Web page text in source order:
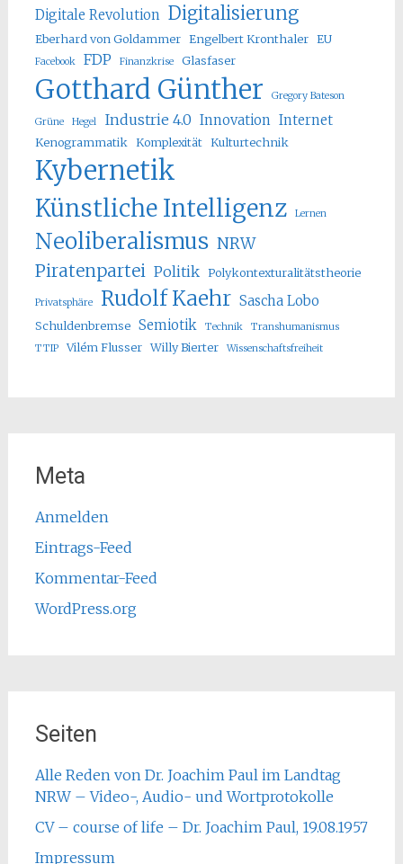
Digitale Revolution Digitalisierung
Eberhard von Goldammer Engelbert Kronthaler EU
Facebook FDP Finanzkrise Glasfaser
Gotthard Günther Gregory Bateson
Grüne Hegel Industrie 4.0 Innovation Internet
Kenogrammatik Komplexität Kulturtechnik
Kybernetik
Künstliche Intelligenz Lernen
Neoliberalismus NRW
Piratenpartei Politik Polykontexturalitätstheorie
Privatsphäre Rudolf Kaehr Sascha Lobo
Schuldenbremse Semiotik Technik
Transhumanismus
TTIP
Vilém Flusser Willy Bierter Wissenschaftsfreiheit
Meta
Anmelden
Eintrags-Feed
Kommentar-Feed
WordPress.org
Seiten
Alle Reden von Dr. Joachim Paul im Landtag
NRW – Video-, Audio- und Wortprotokolle
CV – course of life – Dr. Joachim Paul, 19.08.1957
Impressum